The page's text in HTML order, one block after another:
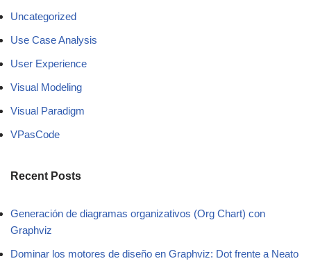
Uncategorized
Use Case Analysis
User Experience
Visual Modeling
Visual Paradigm
VPasCode
Recent Posts
Generación de diagramas organizativos (Org Chart) con
Graphviz
Dominar los motores de diseño en Graphviz: Dot frente a Neato